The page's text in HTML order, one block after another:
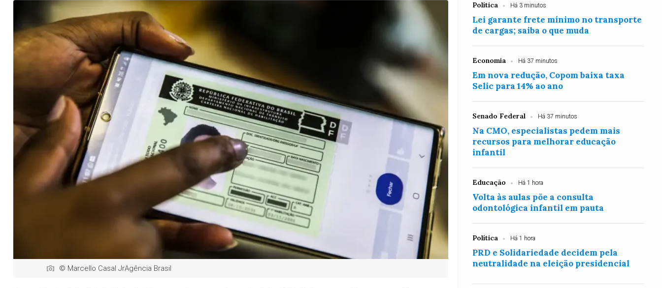
© Marcello Casal JrAgência Brasil
Política Há 3 minutos
Lei garante frete mínimo no transporte
de cargas; saiba o que muda
Economia Há 37 minutos
Em nova redução, Copom baixa taxa
Selic para 14% ao ano
Senado Federal Há 37 minutos
Na CMO, especialistas pedem mais
recursos para melhorar educação
infantil
Educação Há 1 hora
Volta às aulas põe a consulta
odontológica infantil em pauta
Política Há 1 hora
PRD e Solidariedade decidem pela
neutralidade na eleição presidencial